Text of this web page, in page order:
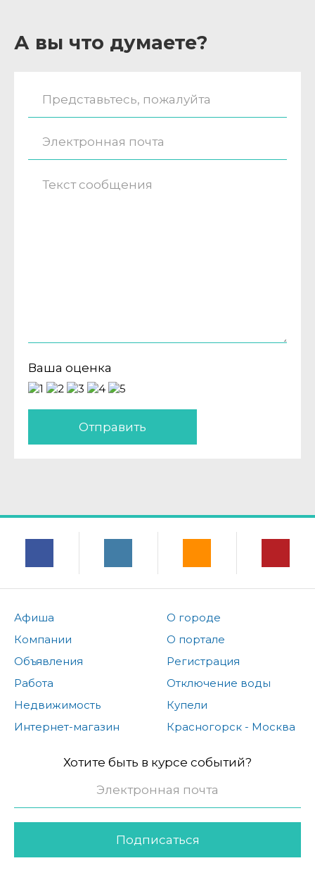
А вы что думаете?
Ваша оценка
Отправить
Афиша
Компании
Объявления
Работа
Недвижимость
Интернет-магазин
О городе
О портале
Регистрация
Отключение воды
Купели
Красногорск - Москва
Хотите быть в курсе событий?
Подписаться